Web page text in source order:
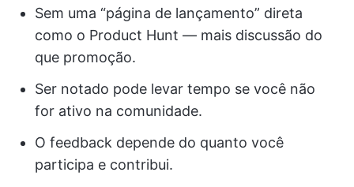
Sem uma “página de lançamento” direta
como o Product Hunt — mais discussão do
que promoção.
Ser notado pode levar tempo se você não
for ativo na comunidade.
O feedback depende do quanto você
participa e contribui.